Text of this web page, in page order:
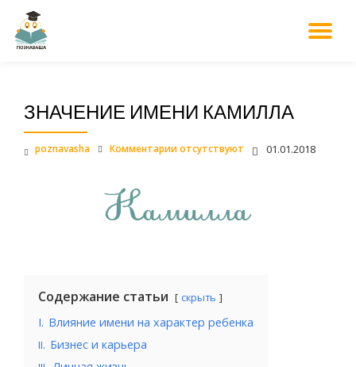
Перейти
ЗНАЧЕНИЕ ИМЕНИ КАМИЛЛА
poznavasha 01.01.2018
Комментарии отсутствуют
Содержание статьи скрыть
I. Влияние имени на характер ребенка
II. Бизнес и карьера